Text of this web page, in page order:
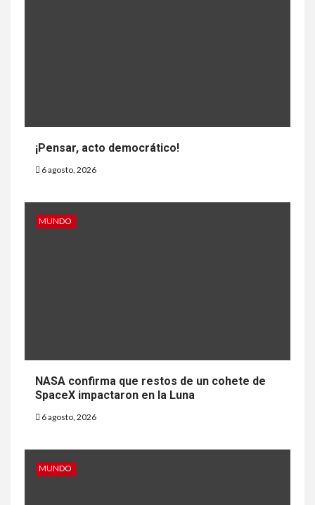
¡Pensar, acto democrático!
6 agosto, 2026
MUNDO
NASA confirma que restos de un cohete de
SpaceX impactaron en la Luna
6 agosto, 2026
MUNDO